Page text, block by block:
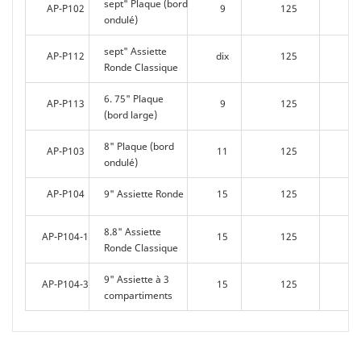
largement utilisés.
AP-P102
sept" Plaque (bord
ondulé)
9 125
AP-P112
sept" Assiette
Ronde Classique
dix 125
AP-P113
6. 75" Plaque
(bord large)
9 125
AP-P103
8" Plaque (bord
ondulé)
11 125
AP-P104 9" Assiette Ronde 15 125
AP-P104-1
8.8" Assiette
Ronde Classique
15 125
AP-P104-3
9" Assiette à 3
compartiments
15 125